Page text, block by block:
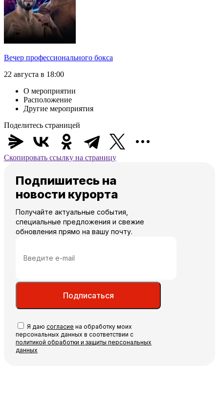
Вечер профессионального бокса
22 августа в 18:00
О мероприятии
Расположение
Другие мероприятия
Поделитесь страницей
Скопировать ссылку на страницу
Подпишитесь на
новости курорта
Получайте актуальные события,
специальные предложения и свежие
обновления прямо на вашу почту.
Подписаться
Я даю согласие на обработку моих
персональных данных в соответствии с
политикой обработки и защиты персональных
данных